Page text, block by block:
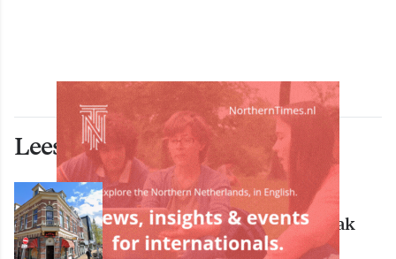
Lees ook deze artikelen
ECONOMIE
Bekende Groningse dönerzaak
Hasret failliet